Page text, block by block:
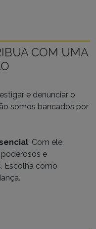
COM UMA
e denunciar o
somos bancados por
. Com ele,
e
Escolha como